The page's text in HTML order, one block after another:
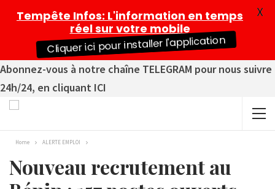
Abonnez-vous à notre chaîne TELEGRAM pour nous suivre
24h/24, en cliquant ICI
Home ALERTE EMPLOI
Nouveau recrutement au
Tempête Infos: L'information en temps
réel sur votre mobile
Cliquer ici pour installer l'application
X